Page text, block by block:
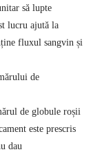
să lupte
lucru ajută la
fluxul sangvin și
de
de globule roșii
este prescris
dau